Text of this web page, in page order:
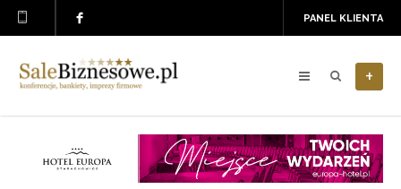
PANEL KLIENTA
+